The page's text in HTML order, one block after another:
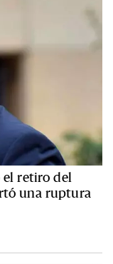
retiro del
una ruptura